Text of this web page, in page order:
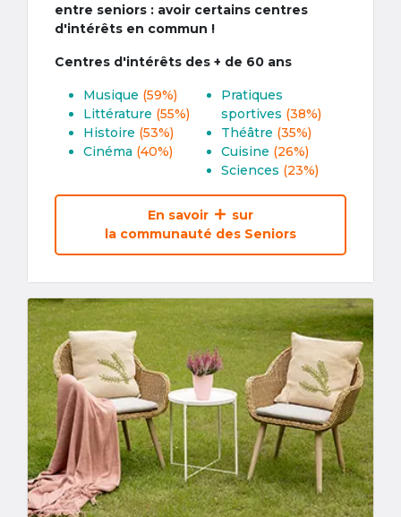
entre seniors : avoir certains centres
d'intérêts en commun !
Centres d'intérêts des + de 60 ans
Musique (59%)
Littérature (55%)
Histoire (53%)
Cinéma (40%)
Pratiques
sportives (38%)
Théâtre (35%)
Cuisine (26%)
Sciences (23%)
En savoir
sur
la communauté des Seniors